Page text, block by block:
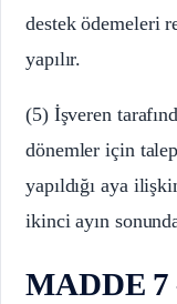
destek ödemeleri
yapılır.
(5) İşveren
dönemler için
yapıldığı aya
ikinci ayın
MADDE 7